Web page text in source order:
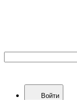
Войти